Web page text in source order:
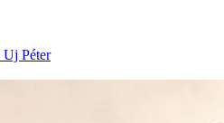
Uj Péter